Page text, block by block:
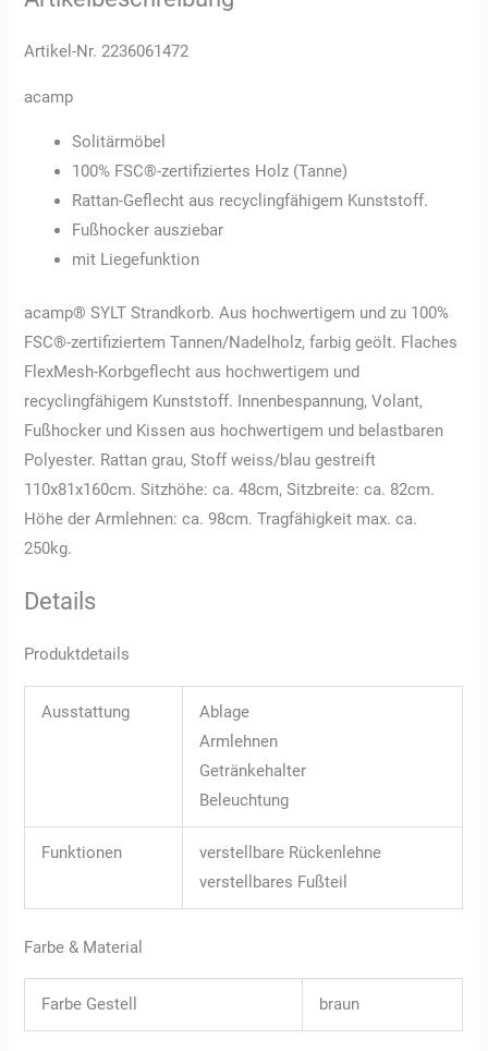
Artikel-Nr. 2236061472
acamp
Solitärmöbel
100% FSC®-zertifiziertes Holz (Tanne)
Rattan-Geflecht aus recyclingfähigem Kunststoff.
Fußhocker ausziebar
mit Liegefunktion
acamp® SYLT Strandkorb. Aus hochwertigem und zu 100%
FSC®-zertifiziertem Tannen/Nadelholz, farbig geölt. Flaches
FlexMesh-Korbgeflecht aus hochwertigem und
recyclingfähigem Kunststoff. Innenbespannung, Volant,
Fußhocker und Kissen aus hochwertigem und belastbaren
Polyester. Rattan grau, Stoff weiss/blau gestreift
110x81x160cm. Sitzhöhe: ca. 48cm, Sitzbreite: ca. 82cm.
Höhe der Armlehnen: ca. 98cm. Tragfähigkeit max. ca.
250kg.
Details
Produktdetails
Ausstattung
Ablage
Armlehnen
Getränkehalter
Beleuchtung
Funktionen
verstellbare Rückenlehne
verstellbares Fußteil
Farbe & Material
Farbe Gestell braun